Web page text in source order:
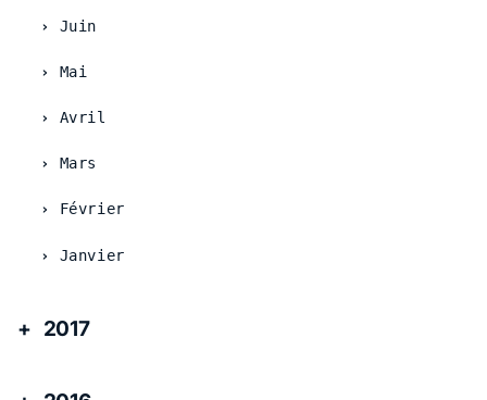
Juin
Mai
Avril
Mars
Février
Janvier
2017